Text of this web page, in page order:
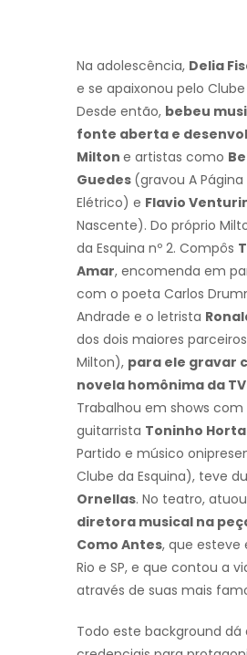
Na adolescência, Delia
e se apaixonou pelo Clube
Desde então, bebeu
fonte aberta e
Milton e artistas como
Guedes (gravou A
Elétrico) e Flavio
Nascente). Do próprio
da Esquina nº 2. Compôs
Amar, encomenda em
com o poeta Carlos
Andrade e o letrista
dos dois maiores
Milton), para ele gravar
novela homônima da
Trabalhou em shows com
guitarrista Toninho Horta
Partido e músico
Clube da Esquina), teve
Ornellas. No teatro,
diretora musical na
Como Antes, que esteve
Rio e SP, e que contou a
através de suas mais
Todo este background dá